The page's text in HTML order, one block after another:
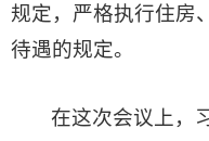
规定，严格执行住房
待遇的规定。
在这次会议上，